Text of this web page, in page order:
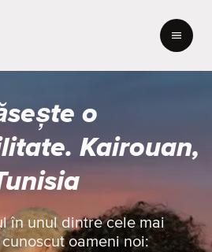
o
Kairouan,
în unul dintre cele mai
oameni noi: